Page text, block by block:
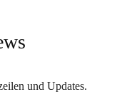
und Updates.